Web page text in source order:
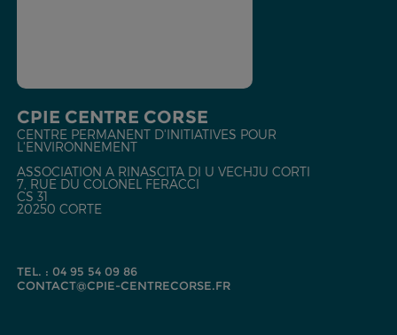
CPIE CENTRE CORSE
CENTRE PERMANENT D'INITIATIVES POUR
L'ENVIRONNEMENT
ASSOCIATION A RINASCITA DI U VECHJU CORTI
7, RUE DU COLONEL FERACCI
CS 31
20250 CORTE
TEL. : 04 95 54 09 86
CONTACT@CPIE-CENTRECORSE.FR